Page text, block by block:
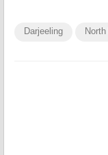
Darjeeling